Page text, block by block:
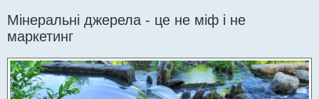
Мінеральні джерела - це не міф і не
маркетинг